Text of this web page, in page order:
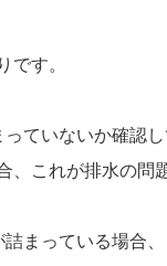
です。
ていないか確認し
これが排水の問
まっている場合